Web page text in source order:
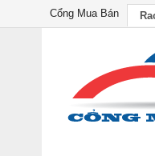
Cổng Mua Bán